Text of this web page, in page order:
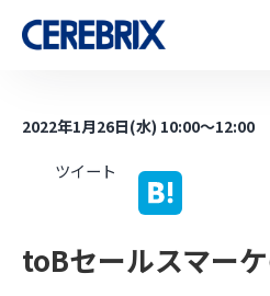
解決できる課題
2022年1月26日(水) 10:00～12:00
ツイート
toBセールスマー